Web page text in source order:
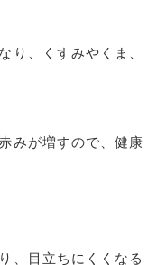
り、くすみやくま、
みが増すので、健康
、目立ちにくくなる